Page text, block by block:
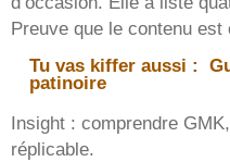
Preuve que le contenu
Tu vas kiffer aussi :
patinoire
Insight : comprendre
réplicable.